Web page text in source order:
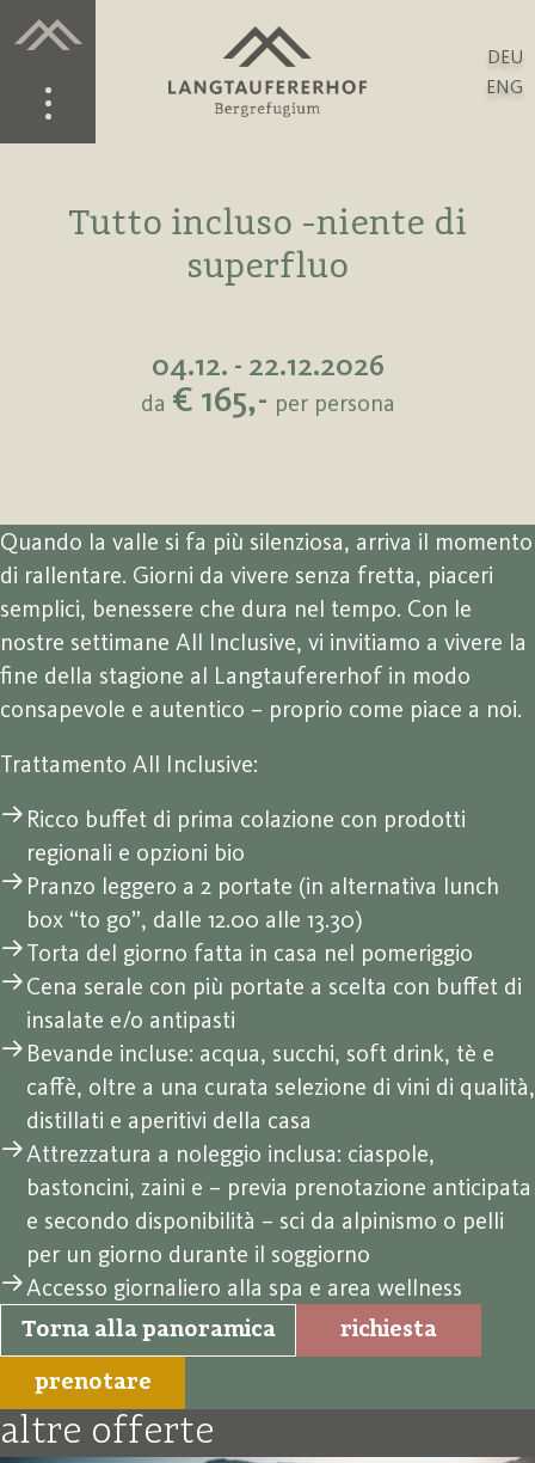
DEU
ENG
Tutto incluso -niente di
superfluo
04.12. - 22.12.2026
da € 165,- per persona
Quando la valle si fa più silenziosa, arriva il momento
di rallentare. Giorni da vivere senza fretta, piaceri
semplici, benessere che dura nel tempo. Con le
nostre settimane All Inclusive, vi invitiamo a vivere la
fine della stagione al Langtaufererhof in modo
consapevole e autentico – proprio come piace a noi.
Trattamento All Inclusive:
Ricco buffet di prima colazione con prodotti
regionali e opzioni bio
Pranzo leggero a 2 portate (in alternativa lunch
box “to go”, dalle 12.00 alle 13.30)
Torta del giorno fatta in casa nel pomeriggio
Cena serale con più portate a scelta con buffet di
insalate e/o antipasti
Bevande incluse: acqua, succhi, soft drink, tè e
caffè, oltre a una curata selezione di vini di qualità,
distillati e aperitivi della casa
Attrezzatura a noleggio inclusa: ciaspole,
bastoncini, zaini e – previa prenotazione anticipata
e secondo disponibilità – sci da alpinismo o pelli
per un giorno durante il soggiorno
Accesso giornaliero alla spa e area wellness
Torna alla panoramica richiesta
prenotare
altre offerte